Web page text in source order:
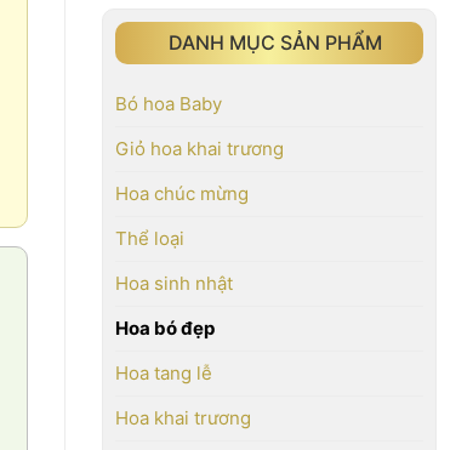
DANH MỤC SẢN PHẨM
Bó hoa Baby
Giỏ hoa khai trương
Hoa chúc mừng
Thể loại
Hoa sinh nhật
Hoa bó đẹp
Hoa tang lễ
Hoa khai trương